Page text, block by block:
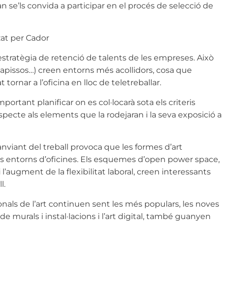
convida a participar en el procés de selecció de
per Cador
de retenció de talents de les empreses. Això
creen entorns més acollidors, cosa que
a l’oficina en lloc de teletreballar.
planificar on es col·locarà sota els criteris
als elements que la rodejaran i la seva exposició a
del treball provoca que les formes d’art
d’oficines. Els esquemes d’open power space,
de la flexibilitat laboral, creen interessants
de l’art continuen sent les més populars, les noves
murals i instal·lacions i l’art digital, també guanyen